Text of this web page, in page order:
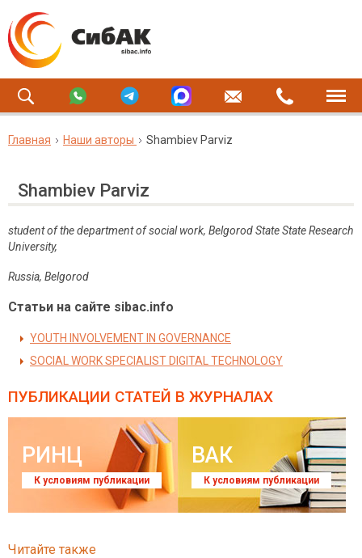
Главная Наши авторы Shambiev Parviz
Shambiev Parviz
student of the department of social work, Belgorod State State Research
University,
Russia, Belgorod
Статьи на сайте sibac.info
YOUTH INVOLVEMENT IN GOVERNANCE
SOCIAL WORK SPECIALIST DIGITAL TECHNOLOGY
ПУБЛИКАЦИИ СТАТЕЙ В ЖУРНАЛАХ
РИНЦ
К условиям публикации
ВАК
К условиям публикации
Читайте также